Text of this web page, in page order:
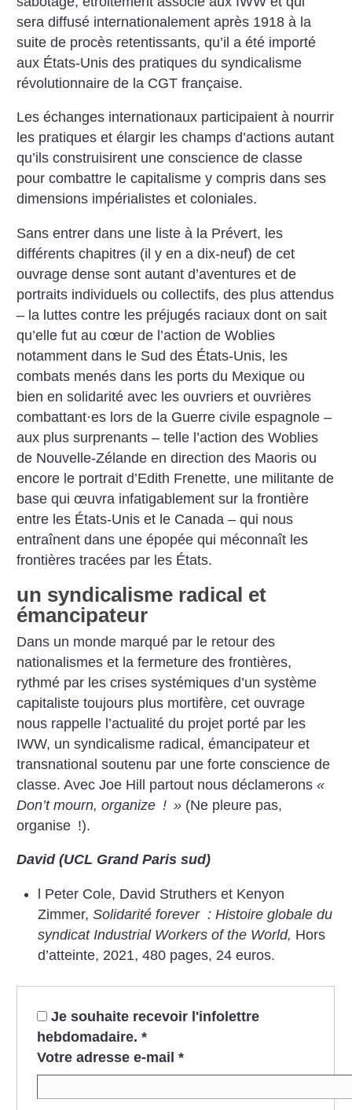
sera diffusé internationalement après 1918 à la
suite de procès retentissants, qu’il a été importé
aux États-Unis des pratiques du syndicalisme
révolutionnaire de la CGT française.
Les échanges internationaux participaient à nourrir
les pratiques et élargir les champs d’actions autant
qu’ils construisirent une conscience de classe
pour combattre le capitalisme y compris dans ses
dimensions impérialistes et coloniales.
Sans entrer dans une liste à la Prévert, les
différents chapitres (il y en a dix-neuf) de cet
ouvrage dense sont autant d’aventures et de
portraits individuels ou collectifs, des plus attendus
– la luttes contre les préjugés raciaux dont on sait
qu’elle fut au cœur de l’action de Woblies
notamment dans le Sud des États-Unis, les
combats menés dans les ports du Mexique ou
bien en solidarité avec les ouvriers et ouvrières
combattant·es lors de la Guerre civile espagnole –
aux plus surprenants – telle l’action des Woblies
de Nouvelle-Zélande en direction des Maoris ou
encore le portrait d’Edith Frenette, une militante de
base qui œuvra infatigablement sur la frontière
entre les États-Unis et le Canada – qui nous
entraînent dans une épopée qui méconnaît les
frontières tracées par les États.
un syndicalisme radical et
émancipateur
Dans un monde marqué par le retour des
nationalismes et la fermeture des frontières,
rythmé par les crises systémiques d’un système
capitaliste toujours plus mortifère, cet ouvrage
nous rappelle l’actualité du projet porté par les
IWW, un syndicalisme radical, émancipateur et
transnational soutenu par une forte conscience de
classe. Avec Joe Hill partout nous déclamerons«
Don’t mourn, organize ! » (Ne pleure pas,
organise !).
David (UCL Grand Paris sud)
l Peter Cole, David Struthers et Kenyon
Zimmer, Solidarité forever : Histoire globale du
syndicat Industrial Workers of the World, Hors
d’atteinte, 2021, 480 pages, 24 euros.
Je souhaite recevoir l'infolettre
hebdomadaire. *
Votre adresse e-mail *